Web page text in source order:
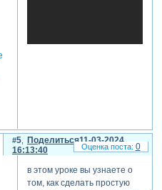
Поделиться
5
11-03-2024
16:13:40
в этом уроке вы узнаете о
том, как сделать простую
0